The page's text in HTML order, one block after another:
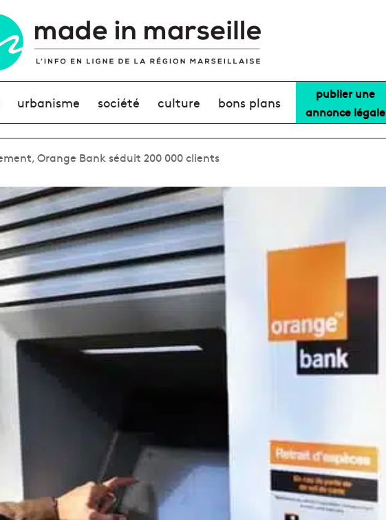
urbanisme société culture bons plans
publier une
annonce légale
Orange Bank séduit 200 000 clients